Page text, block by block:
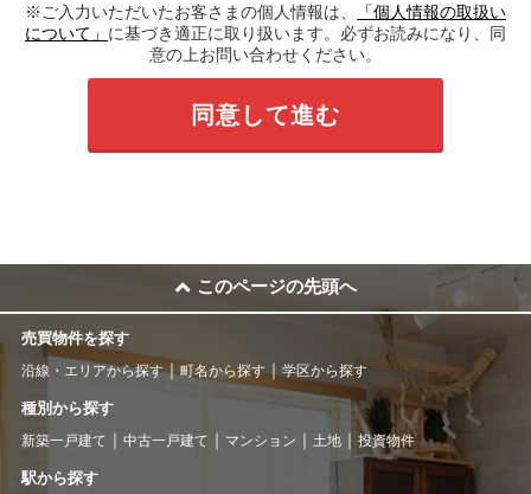
※ご入力いただいたお客さまの個人情報は、
「個人情報の取扱い
について」 に基づき適正に取り扱います。必ずお読みになり、同
意の上お問い合わせください。
このページの先頭へ
売買物件を探す
沿線・エリアから探す 町名から探す 学区から探す
種別から探す
新築一戸建て 中古一戸建て マンション 土地 投資物件
駅から探す